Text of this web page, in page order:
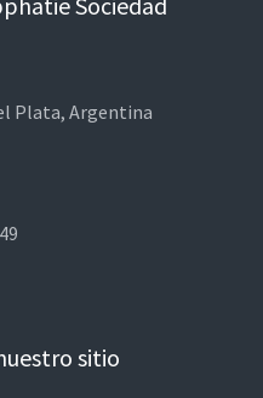
Plata, Argentina
sitio